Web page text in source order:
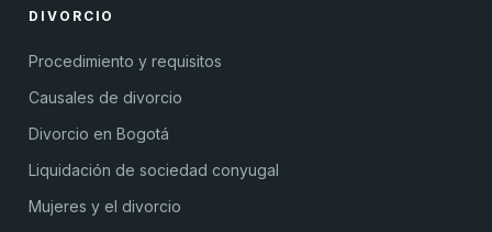
DIVORCIO
Procedimiento y requisitos
Causales de divorcio
Divorcio en Bogotá
Liquidación de sociedad conyugal
Mujeres y el divorcio